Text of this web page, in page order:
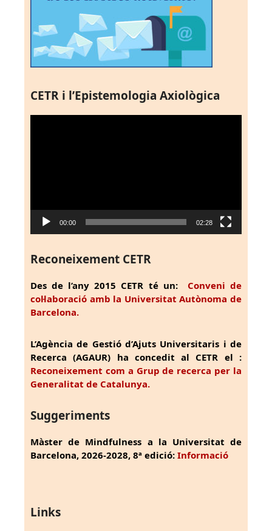
CETR i l’Epistemologia Axiològica
00:00 02:28
Reconeixement CETR
Des de l’any 2015 CETR té un: Conveni de
col·laboració amb la Universitat Autònoma de
Barcelona.
L’Agència de Gestió d’Ajuts Universitaris i de
Recerca (AGAUR) ha concedit al CETR el :
Reconeixement com a Grup de recerca per la
Generalitat de Catalunya.
Suggeriments
Màster de Mindfulness a la Universitat de
Barcelona, 2026-2028, 8ª edició: Informació
Links